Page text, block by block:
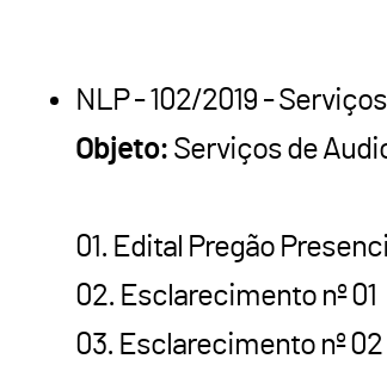
NLP - 102/2019 -
Objeto: Serviços de
01. Edital Pregão
02. Esclarecimento nº 01
03. Esclarecimento nº 02